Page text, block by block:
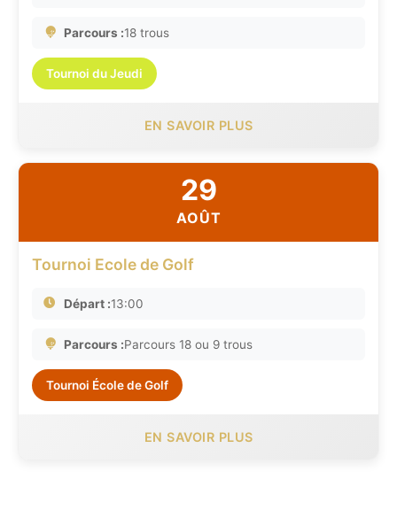
Parcours :18 trous
Tournoi du Jeudi
EN SAVOIR PLUS
29
AOÛT
Tournoi Ecole de Golf
Départ :13:00
Parcours :Parcours 18 ou 9 trous
Tournoi École de Golf
EN SAVOIR PLUS